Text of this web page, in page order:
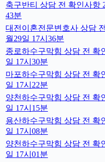
축구반티 상담 전 확인사항
43분
대전이혼전문변호사 상담
월29일 17시36분
종로하수구막힘 상담 전 확
일 17시30분
마포하수구막힘 상담 전 확
일 17시22분
양천하수구막힘 상담 전 확
일 17시15분
용산하수구막힘 상담 전 확
일 17시08분
양천하수구막힘 상담 전 확
일 17시01분